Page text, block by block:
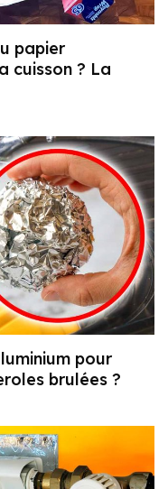
papier
cuisson ? La
pour
brulées ?